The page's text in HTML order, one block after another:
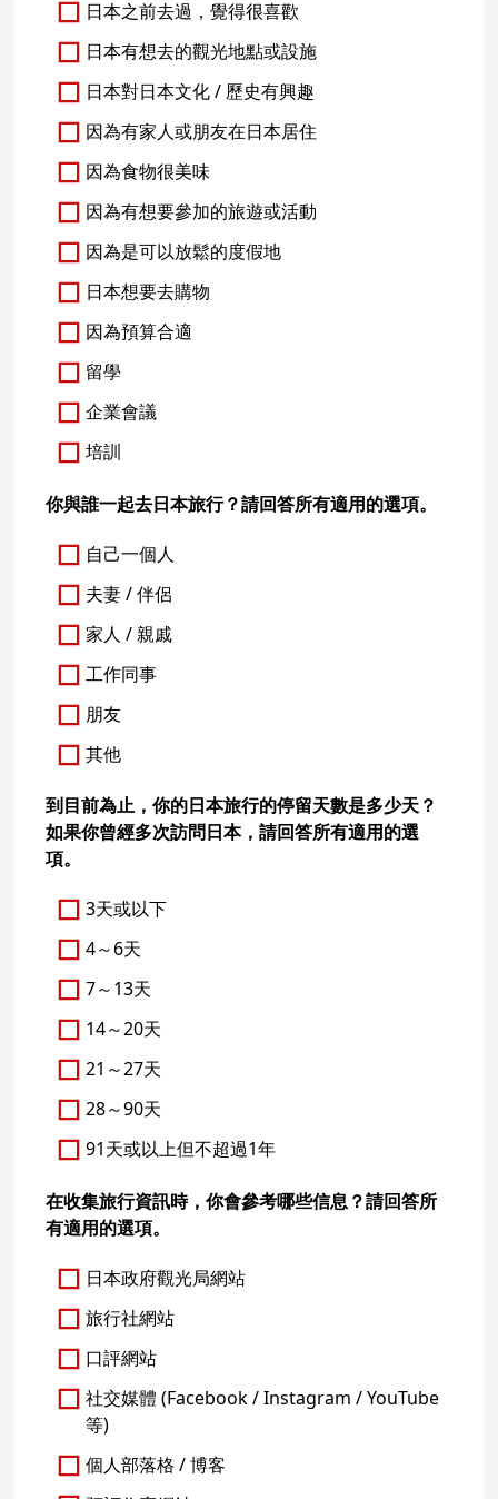
日本之前去過，覺得很喜歡
日本有想去的觀光地點或設施
日本對日本文化 / 歷史有興趣
因為有家人或朋友在日本居住
因為食物很美味
因為有想要參加的旅遊或活動
因為是可以放鬆的度假地
日本想要去購物
因為預算合適
留學
企業會議
培訓
你與誰一起去日本旅行？請回答所有適用的選項。
自己一個人
夫妻 / 伴侶
家人 / 親戚
工作同事
朋友
其他
到目前為止，你的日本旅行的停留天數是多少天？
如果你曾經多次訪問日本，請回答所有適用的選
項。
3天或以下
4～6天
7～13天
14～20天
21～27天
28～90天
91天或以上但不超過1年
在收集旅行資訊時，你會參考哪些信息？請回答所
有適用的選項。
日本政府觀光局網站
旅行社網站
口評網站
社交媒體 (Facebook / Instagram / YouTube
等)
個人部落格 / 博客